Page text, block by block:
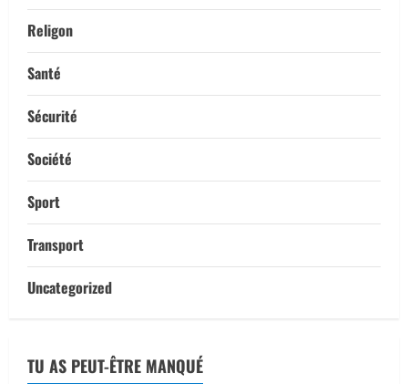
Religon
Santé
Sécurité
Société
Sport
Transport
Uncategorized
TU AS PEUT-ÊTRE MANQUÉ